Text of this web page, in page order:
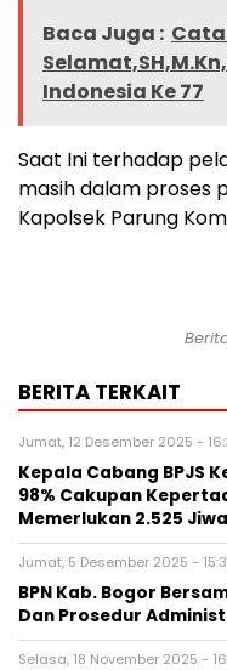
Baca Juga :
Indonesia Ke 77
Saat Ini terhadap
masih dalam proses
Kapolsek Parung
BERITA TERKAIT
Jumat, 12 Desember 2025 -
Kepala Cabang BPJS
98% Cakupan
Memerlukan 2.525 Jiwa
Jumat, 5 Desember 2025 -
BPN Kab. Bogor
Dan Prosedur
Selasa, 18 November 2025 -